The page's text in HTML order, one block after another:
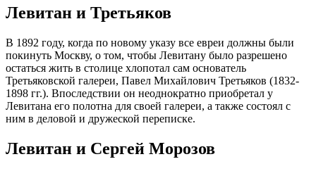
Левитан и Третьяков
В 1892 году, когда по новому указу все евреи должны были
покинуть Москву, о том, чтобы Левитану было разрешено
остаться жить в столице хлопотал сам основатель
Третьяковской галереи, Павел Михайлович Третьяков (1832-
1898 гг.). Впоследствии он неоднократно приобретал у
Левитана его полотна для своей галереи, а также состоял с
ним в деловой и дружеской переписке.
Левитан и Сергей Морозов